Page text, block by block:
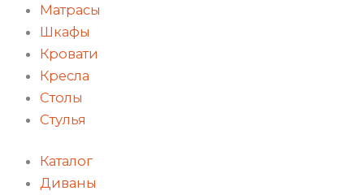
Матрасы
Шкафы
Кровати
Кресла
Столы
Стулья
Каталог
Диваны